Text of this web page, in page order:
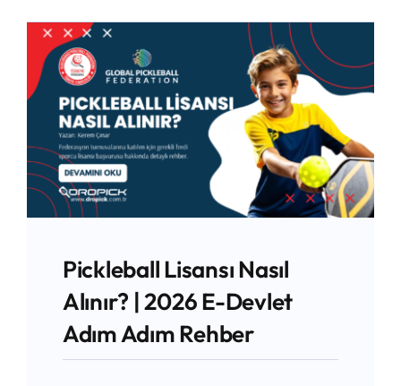
İletişim
Pickleball Lisansı Nasıl
Alınır? | 2026 E-Devlet
Adım Adım Rehber